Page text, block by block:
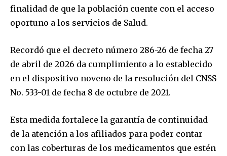
finalidad de que la población cuente con el acceso
oportuno a los servicios de Salud.
Recordó que el decreto número 286-26 de fecha 27
de abril de 2026 da cumplimiento a lo establecido
en el dispositivo noveno de la resolución del CNSS
No. 533-01 de fecha 8 de octubre de 2021.
Esta medida fortalece la garantía de continuidad
de la atención a los afiliados para poder contar
con las coberturas de los medicamentos que estén